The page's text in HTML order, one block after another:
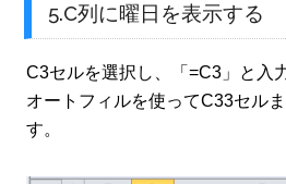
5.C列に曜日を表示する
C3セルを選択し、「=C3」と入
オートフィルを使ってC33セル
す。